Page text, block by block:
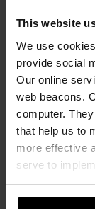
This website
We use
provide social
Our online
web beacons.
computer.
that help us to
more effective
serve to